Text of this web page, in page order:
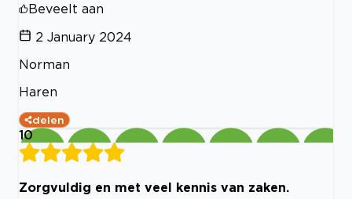
Beveelt aan
2 January 2024
Norman
Haren
delen
10
Zorgvuldig en met veel kennis van zaken.